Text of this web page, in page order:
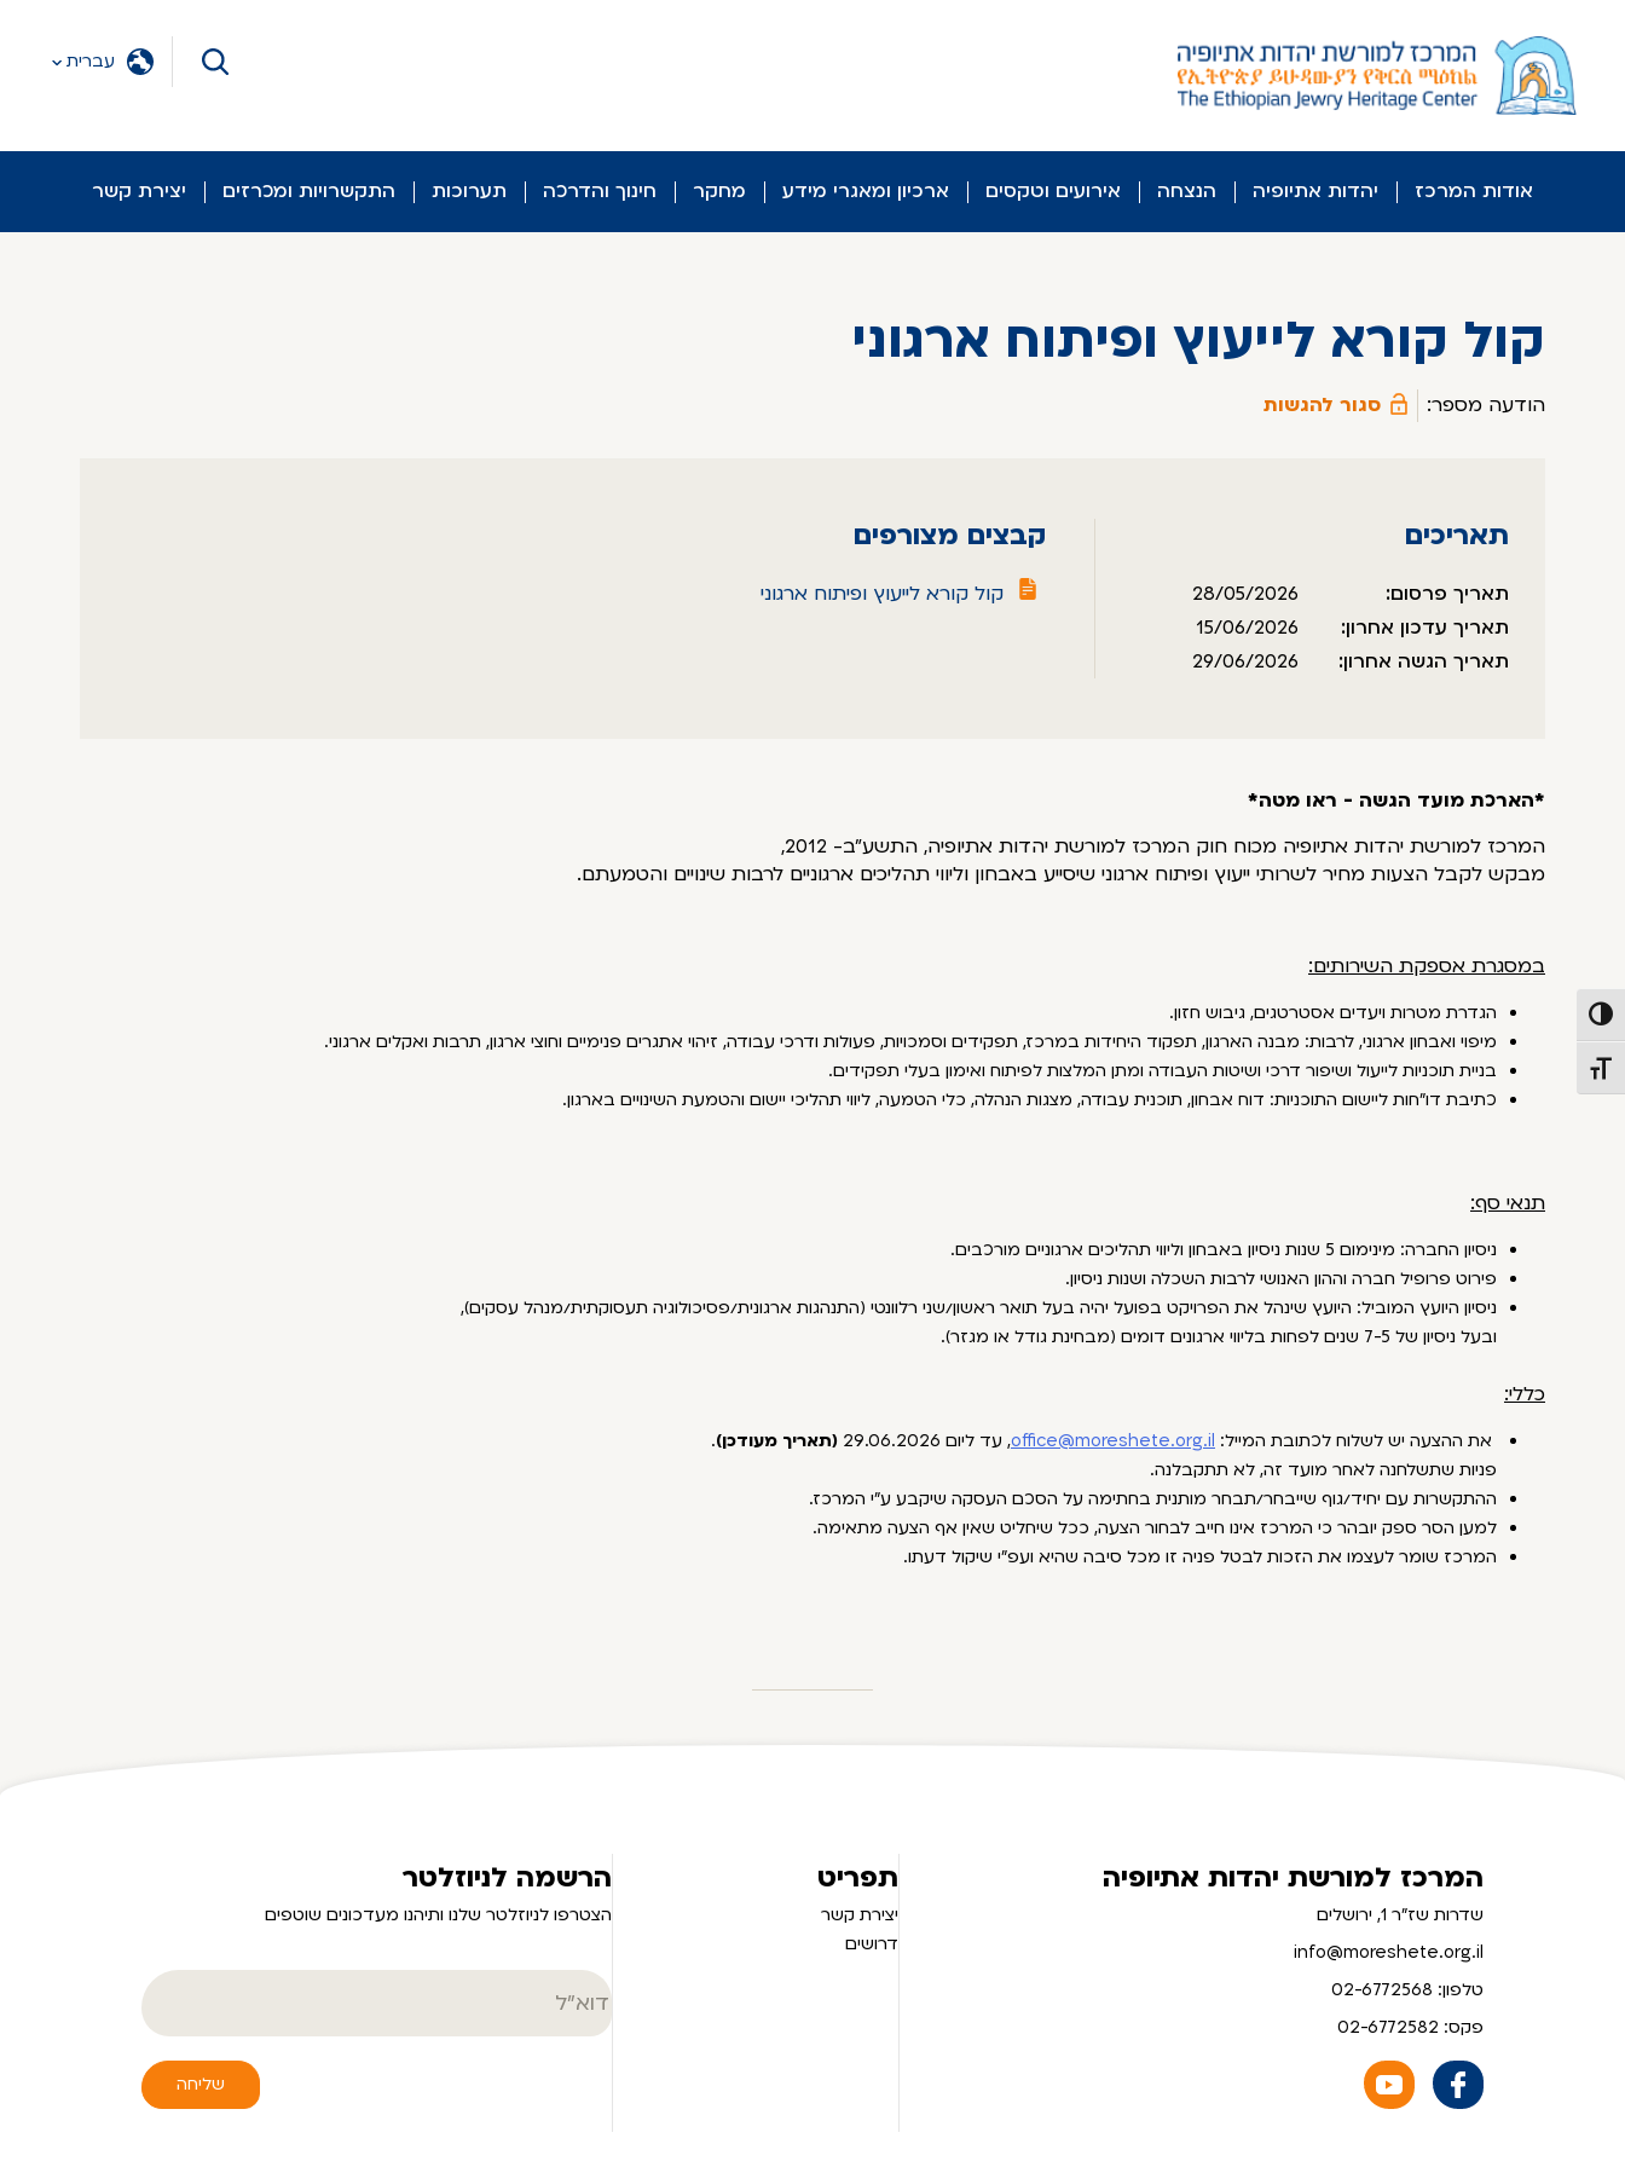
הפעל/כבה ניגודיות גבוהה
מתג גודל גופן
עברית
אודות המרכז יהדות אתיופיה הנצחה אירועים וטקסים ארכיון ומאגרי מידע מחקר חינוך והדרכה תערוכות התקשרויות ומכרזים יצירת קשר
קול קורא לייעוץ ופיתוח ארגוני
הודעה מספר: סגור להגשות
תאריכים
תאריך פרסום:
28/05/2026
תאריך עדכון אחרון:
15/06/2026
תאריך הגשה אחרון:
29/06/2026
קבצים מצורפים
קול קורא לייעוץ ופיתוח ארגוני
*הארכת מועד הגשה - ראו מטה*
המרכז למורשת יהדות אתיופיה מכוח חוק המרכז למורשת יהדות אתיופיה, התשע"ב- 2012,
מבקש לקבל הצעות מחיר לשרותי ייעוץ ופיתוח ארגוני שיסייע באבחון וליווי תהליכים ארגוניים לרבות שינויים והטמעתם.
במסגרת אספקת השירותים:
הגדרת מטרות ויעדים אסטרטגים, גיבוש חזון.
מיפוי ואבחון ארגוני, לרבות: מבנה הארגון, תפקוד היחידות במרכז, תפקידים וסמכויות, פעולות ודרכי עבודה, זיהוי אתגרים פנימיים וחוצי ארגון, תרבות ואקלים ארגוני.
בניית תוכניות לייעול ושיפור דרכי ושיטות העבודה ומתן המלצות לפיתוח ואימון בעלי תפקידים.
כתיבת דו"חות ליישום התוכניות: דוח אבחון, תוכנית עבודה, מצגות הנהלה, כלי הטמעה, ליווי תהליכי יישום והטמעת השינויים בארגון.
תנאי סף:
ניסיון החברה: מינימום 5 שנות ניסיון באבחון וליווי תהליכים ארגוניים מורכבים.
פירוט פרופיל חברה וההון האנושי לרבות השכלה ושנות ניסיון.
ניסיון היועץ המוביל: היועץ שינהל את הפרויקט בפועל יהיה בעל תואר ראשון/שני רלוונטי (התנהגות ארגונית/פסיכולוגיה תעסוקתית/מנהל עסקים),
ובעל ניסיון של 7-5 שנים לפחות בליווי ארגונים דומים (מבחינת גודל או מגזר).
כללי:
את ההצעה יש לשלוח לכתובת המייל: office@moreshete.org.il, עד ליום 29.06.2026 (תאריך מעודכן).
פניות שתשלחנה לאחר מועד זה, לא תתקבלנה.
ההתקשרות עם יחיד/גוף שייבחר/תבחר מותנית בחתימה על הסכם העסקה שיקבע ע"י המרכז.
למען הסר ספק יובהר כי המרכז אינו חייב לבחור הצעה, ככל שיחליט שאין אף הצעה מתאימה.
המרכז שומר לעצמו את הזכות לבטל פניה זו מכל סיבה שהיא ועפ"י שיקול דעתו.
המרכז למורשת יהדות אתיופיה
שדרות שז"ר 1, ירושלים
info@moreshete.org.il
טלפון: 02-6772568
פקס: 02-6772582
תפריט
יצירת קשר
דרושים
הרשמה לניוזלטר
הצטרפו לניוזלטר שלנו ותיהנו מעדכונים שוטפים
שליחה